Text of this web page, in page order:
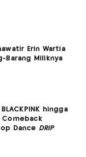
Erin Wartia
Barang Miliknya
hingga
Comeback
Dance DRIP